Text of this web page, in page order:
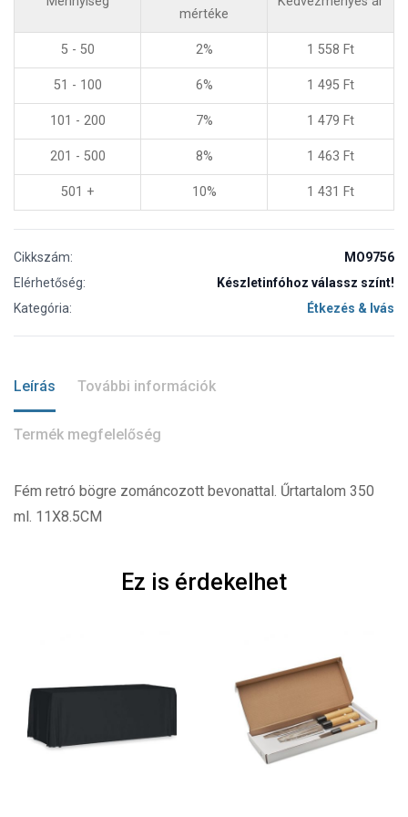
mértéke
5 - 50 2% 1 558 Ft
51 - 100 6% 1 495 Ft
101 - 200 7% 1 479 Ft
201 - 500 8% 1 463 Ft
501 + 10% 1 431 Ft
Cikkszám:
MO9756
Elérhetőség:
Készletinfóhoz válassz színt!
Kategória:
Étkezés & Ivás
Leírás További információk
Termék megfelelőség
Fém retró bögre zománcozott bevonattal. Űrtartalom 350
ml. 11X8.5CM
Ez is érdekelhet